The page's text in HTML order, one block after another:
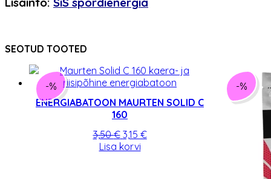
SEOTUD TOOTED
-%
ENERGIABATOON MAURTEN SOLID C
160
3,50€ Algne
hind
3,15 €Praegune
Lisa korvi
-%